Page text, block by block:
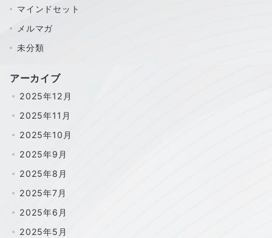
マインドセット
メルマガ
未分類
アーカイブ
2025年12月
2025年11月
2025年10月
2025年9月
2025年8月
2025年7月
2025年6月
2025年5月